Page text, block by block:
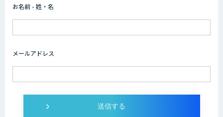
お名前 - 姓・名
メールアドレス